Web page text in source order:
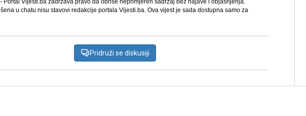
Portal Vijesti.ba zadržava pravo da obriše neprimjeren sadržaj bez najave i objašnjenja.
u chatu nisu stavovi redakcije portala Vijesti.ba. Ova vijest je sada dostupna samo za
Pridruži se diskusiji